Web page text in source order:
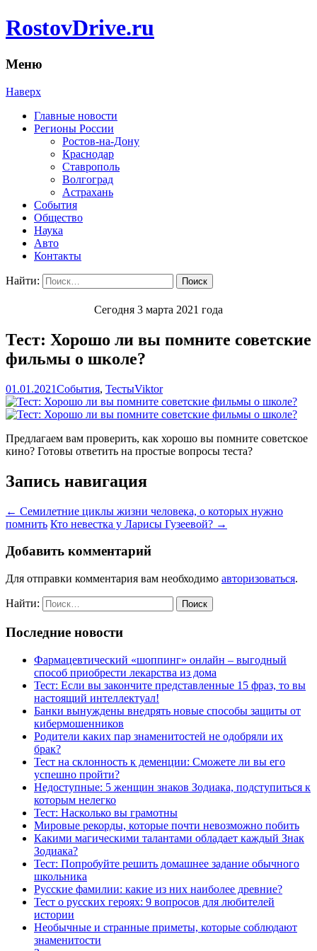
RostovDrive.ru
Меню
Наверх
Главные новости
Регионы России
Ростов-на-Дону
Краснодар
Ставрополь
Волгоград
Астрахань
События
Общество
Наука
Авто
Контакты
Найти:
Сегодня 3 марта 2021 года
Тест: Хорошо ли вы помните советские
фильмы о школе?
01.01.2021События, ТестыViktor
Предлагаем вам проверить, как хорошо вы помните советское
кино? Готовы ответить на простые вопросы теста?
Запись навигация
← Семилетние циклы жизни человека, о которых нужно
помнить Кто невестка у Ларисы Гузеевой? →
Добавить комментарий
Для отправки комментария вам необходимо авторизоваться.
Найти:
Последние новости
Фармацевтический «шоппинг» онлайн – выгодный
способ приобрести лекарства из дома
Тест: Если вы закончите представленные 15 фраз, то вы
настоящий интеллектуал!
Банки вынуждены внедрять новые способы защиты от
кибермошенников
Родители каких пар знаменитостей не одобряли их
брак?
Тест на склонность к деменции: Сможете ли вы его
успешно пройти?
Недоступные: 5 женщин знаков Зодиака, подступиться к
которым нелегко
Тест: Насколько вы грамотны
Мировые рекорды, которые почти невозможно побить
Какими магическими талантами обладает каждый Знак
Зодиака?
Тест: Попробуйте решить домашнее задание обычного
школьника
Русские фамилии: какие из них наиболее древние?
Тест о русских героях: 9 вопросов для любителей
истории
Необычные и странные приметы, которые соблюдают
знаменитости